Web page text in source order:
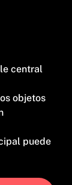
central
objetos
puede